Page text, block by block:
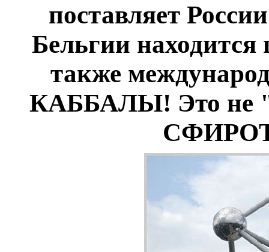
поставляет
Бельгии
также
КАББАЛЫ! Это не
СФИРОТ